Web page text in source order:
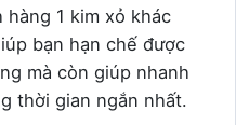
hàng 1 kim xỏ khác
bạn hạn chế được
mà còn giúp nhanh
thời gian ngắn nhất.